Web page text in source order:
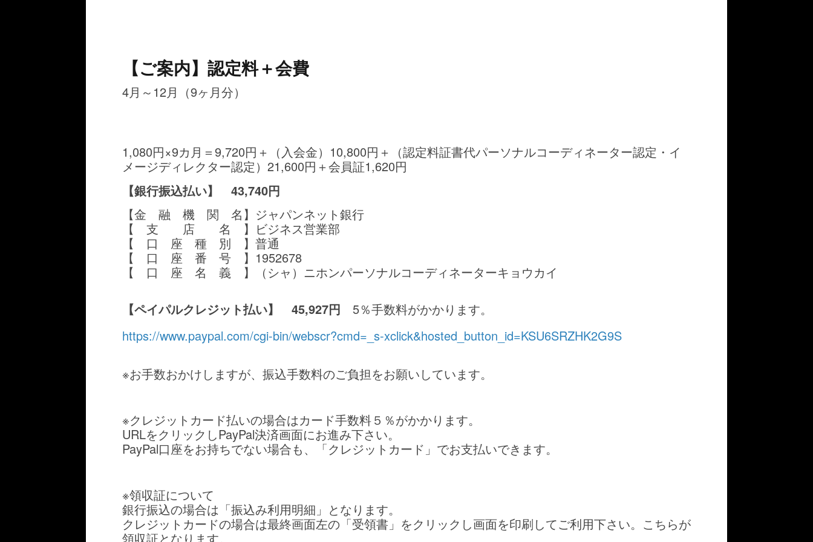
【ご案内】認定料＋会費
4月～12月（9ヶ月分）
1,080円×9カ月＝9,720円＋（入会金）10,800円＋（認定料証書代パーソナルコーディネーター認定・イ
メージディレクター認定）21,600円＋会員証1,620円
【銀行振込払い】 43,740円
【金 融 機 関 名】ジャパンネット銀行
【 支 店 名 】ビジネス営業部
【 口 座 種 別 】普通
【 口 座 番 号 】1952678
【 口 座 名 義 】（シャ）ニホンパーソナルコーディネーターキョウカイ
【ペイパルクレジット払い】 45,927円 5％手数料がかかります。
https://www.paypal.com/cgi-bin/webscr?cmd=_s-xclick&hosted_button_id=KSU6SRZHK2G9S
※お手数おかけしますが、振込手数料のご負担をお願いしています。
※クレジットカード払いの場合はカード手数料５％がかかります。
URLをクリックしPayPal決済画面にお進み下さい。
PayPal口座をお持ちでない場合も、「クレジットカード」でお支払いできます。
※領収証について
銀行振込の場合は「振込み利用明細」となります。
クレジットカードの場合は最終画面左の「受領書」をクリックし画面を印刷してご利用下さい。こちらが
領収証となります。